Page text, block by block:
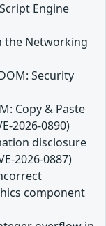
Engine
the Networking
Security
Copy & Paste
2026-0890)
disclosure
2026-0887)
component